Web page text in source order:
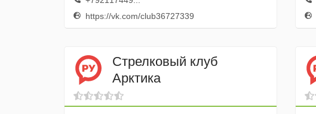
https://vk.com/club36727339
Стрелковый клуб
Арктика